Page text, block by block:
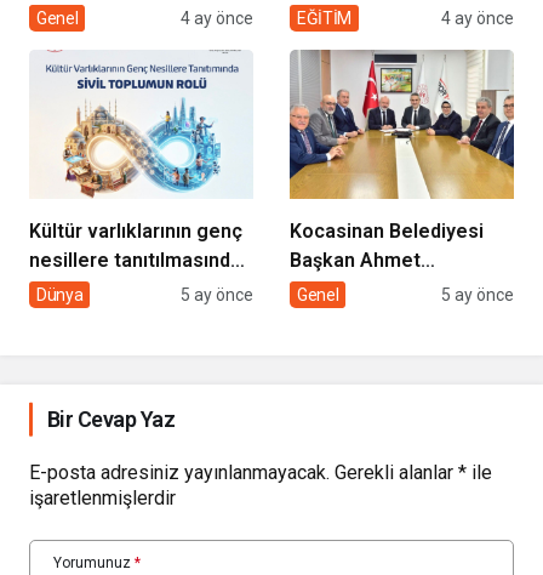
“EVDE SAĞLIK
GÖNÜLLERE
DOKUNUYORUZ”
Genel 4 ay önce
desteği projesi
EĞİTİM 4 ay önce
Kültür varlıklarının genç
nesillere tanıtılmasında
sivil toplumun rolü
Dünya 5 ay önce
Kocasinan Belediyesi
Başkan Ahmet
Çolakbayrakdar ile
Genel 5 ay önce
Bir Cevap Yaz
E-posta adresiniz yayınlanmayacak. Gerekli alanlar * ile
işaretlenmişlerdir
Yorumunuz *